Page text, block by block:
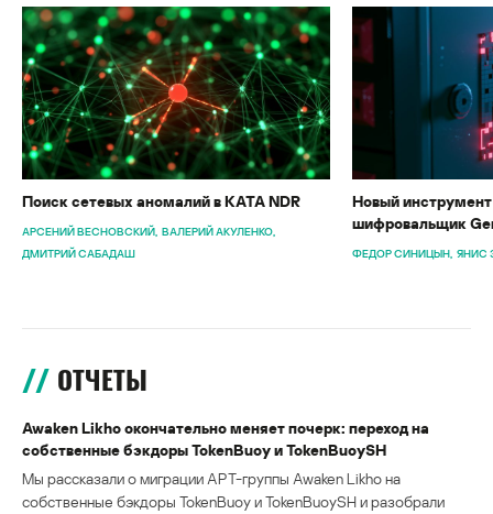
Поиск сетевых аномалий в KATA NDR
АРСЕНИЙ ВЕСНОВСКИЙ ВАЛЕРИЙ АКУЛЕНКО
ДМИТРИЙ САБАДАШ
Новый
шифровальщик
ФЕДОР СИНИЦЫН ЯНИС
ОТЧЕТЫ
Awaken Likho окончательно меняет почерк: переход на
собственные бэкдоры TokenBuoy и TokenBuoySH
Мы рассказали о миграции APT-группы Awaken Likho на
собственные бэкдоры TokenBuoy и TokenBuoySH и разобрали